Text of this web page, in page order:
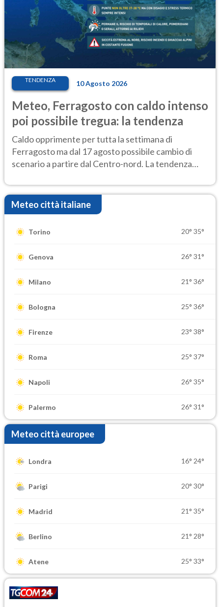
TENDENZA 10 Agosto 2026
Meteo, Ferragosto con caldo intenso
poi possibile tregua: la tendenza
Caldo opprimente per tutta la settimana di
Ferragosto ma dal 17 agosto possibile cambio di
scenario a partire dal Centro-nord. La tendenza
Meteo città italiane
Torino 20° 35°
Genova 26° 31°
Milano 21° 36°
Bologna 25° 36°
Firenze 23° 38°
Roma 25° 37°
Napoli 26° 35°
Palermo 26° 31°
Meteo città europee
Londra 16° 24°
Parigi 20° 30°
Madrid 21° 35°
Berlino 21° 28°
Atene 25° 33°